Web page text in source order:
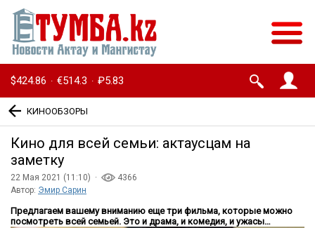
$424.86 · €514.3 · ₽5.83
КИНООБЗОРЫ
Кино для всей семьи: актаусцам на
заметку
22 Мая 2021 (11:10) ·
4366
Автор: Эмир Сарин
Предлагаем вашему вниманию еще три фильма, которые можно
посмотреть всей семьей. Это и драма, и комедия, и ужасы…